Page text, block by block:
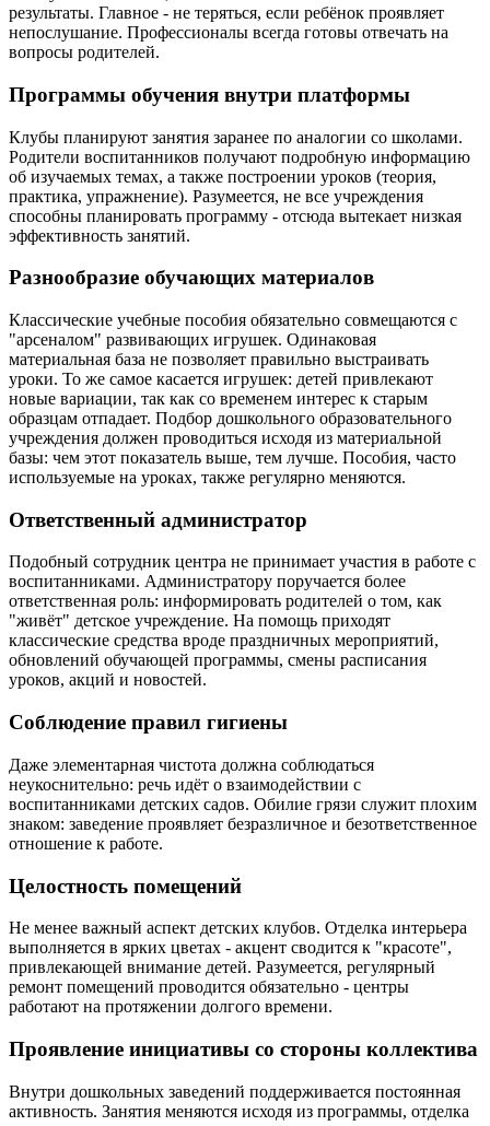
результаты. Главное - не теряться, если ребёнок проявляет
непослушание. Профессионалы всегда готовы отвечать на
вопросы родителей.
Программы обучения внутри платформы
Клубы планируют занятия заранее по аналогии со школами.
Родители воспитанников получают подробную информацию
об изучаемых темах, а также построении уроков (теория,
практика, упражнение). Разумеется, не все учреждения
способны планировать программу - отсюда вытекает низкая
эффективность занятий.
Разнообразие обучающих материалов
Классические учебные пособия обязательно совмещаются с
"арсеналом" развивающих игрушек. Одинаковая
материальная база не позволяет правильно выстраивать
уроки. То же самое касается игрушек: детей привлекают
новые вариации, так как со временем интерес к старым
образцам отпадает. Подбор дошкольного образовательного
учреждения должен проводиться исходя из материальной
базы: чем этот показатель выше, тем лучше. Пособия, часто
используемые на уроках, также регулярно меняются.
Ответственный администратор
Подобный сотрудник центра не принимает участия в работе с
воспитанниками. Администратору поручается более
ответственная роль: информировать родителей о том, как
"живёт" детское учреждение. На помощь приходят
классические средства вроде праздничных мероприятий,
обновлений обучающей программы, смены расписания
уроков, акций и новостей.
Соблюдение правил гигиены
Даже элементарная чистота должна соблюдаться
неукоснительно: речь идёт о взаимодействии с
воспитанниками детских садов. Обилие грязи служит плохим
знаком: заведение проявляет безразличное и безответственное
отношение к работе.
Целостность помещений
Не менее важный аспект детских клубов. Отделка интерьера
выполняется в ярких цветах - акцент сводится к "красоте",
привлекающей внимание детей. Разумеется, регулярный
ремонт помещений проводится обязательно - центры
работают на протяжении долгого времени.
Проявление инициативы со стороны коллектива
Внутри дошкольных заведений поддерживается постоянная
активность. Занятия меняются исходя из программы, отделка